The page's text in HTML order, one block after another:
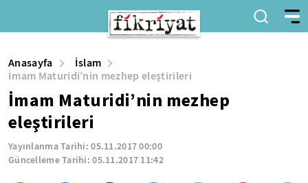
Anasayfa
İslam
İmam Maturidi’nin mezhep eleştirileri
İmam Maturidi’nin mezhep
eleştirileri
Yayınlanma Tarihi:05.11.2017 00:00
Güncelleme Tarihi:05.11.2017 11:42